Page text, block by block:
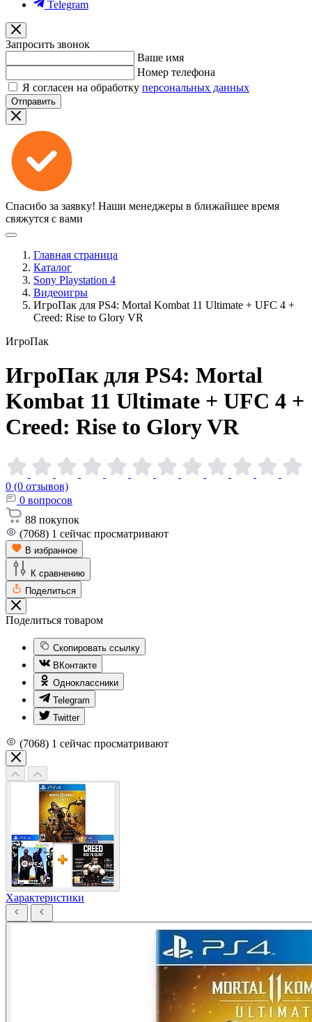
Telegram
Запросить звонок
Ваше имя
Номер телефона
Я согласен на обработку персональных данных
Отправить
Спасибо за заявку! Наши менеджеры в ближайшее время
свяжутся с вами
Главная страница
Каталог
Sony Playstation 4
Видеоигры
ИгроПак для PS4: Mortal Kombat 11 Ultimate + UFC 4 +
Creed: Rise to Glory VR
ИгроПак
ИгроПак для PS4: Mortal
Kombat 11 Ultimate + UFC 4 +
Creed: Rise to GloryVR
0 (0 отзывов)
0 вопросов
88 покупок
(7068) 1 сейчас просматривают
В избранное
К сравнению
Поделиться
Поделиться товаром
Скопировать ссылку
ВКонтакте
Одноклассники
Telegram
Twitter
(7068) 1 сейчас просматривают
Характеристики